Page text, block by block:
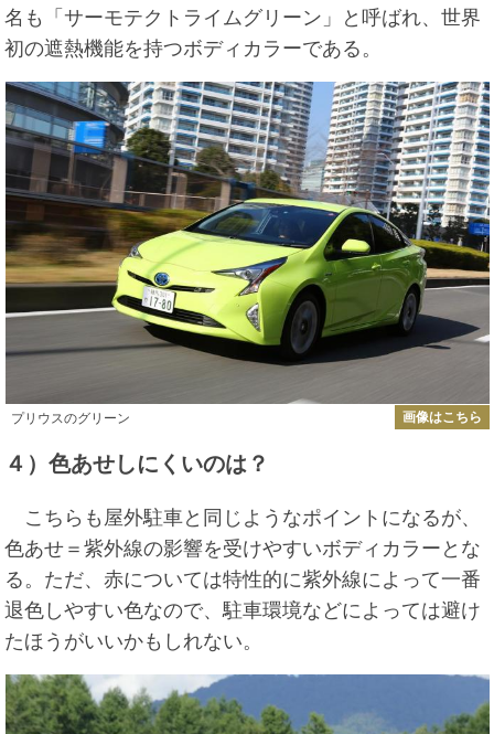
名も「サーモテクトライムグリーン」と呼ばれ、世界
初の遮熱機能を持つボディカラーである。
プリウスのグリーン 画像はこちら
４）色あせしにくいのは？
こちらも屋外駐車と同じようなポイントになるが、
色あせ＝紫外線の影響を受けやすいボディカラーとな
る。ただ、赤については特性的に紫外線によって一番
退色しやすい色なので、駐車環境などによっては避け
たほうがいいかもしれない。